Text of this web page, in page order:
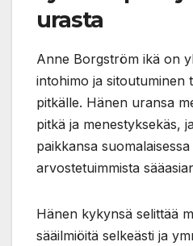
urasta
Anne Borgström ikä on
intohimo ja sitoutuminen
pitkälle. Hänen uransa
pitkä ja menestyksekäs,
paikkansa
arvostetuimmista
Hänen kykynsä selittää
sääilmiöitä selkeästi ja